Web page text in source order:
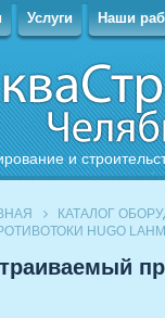
и
Услуги Наши
КАТАЛОГ
HUGO